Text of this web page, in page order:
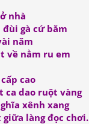
nhà
gà cứ băm
năm
về nằm ru em
cao
ca dao ruột vàng
xênh xang
làng đọc chơi.